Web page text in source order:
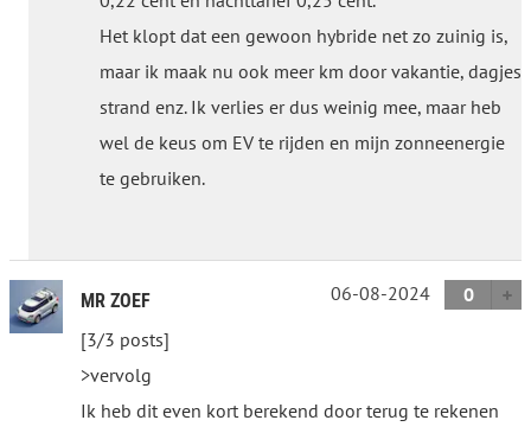
Het klopt dat een gewoon hybride net zo zuinig is,
maar ik maak nu ook meer km door vakantie, dagjes
strand enz. Ik verlies er dus weinig mee, maar heb
wel de keus om EV te rijden en mijn zonneenergie
te gebruiken.
MR ZOEF 06-08-2024
0
[3/3 posts]
>vervolg
Ik heb dit even kort berekend door terug te rekenen